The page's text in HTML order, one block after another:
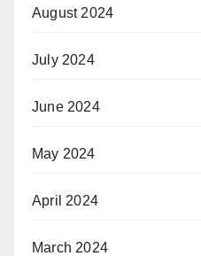
August 2024
July 2024
June 2024
May 2024
April 2024
March 2024